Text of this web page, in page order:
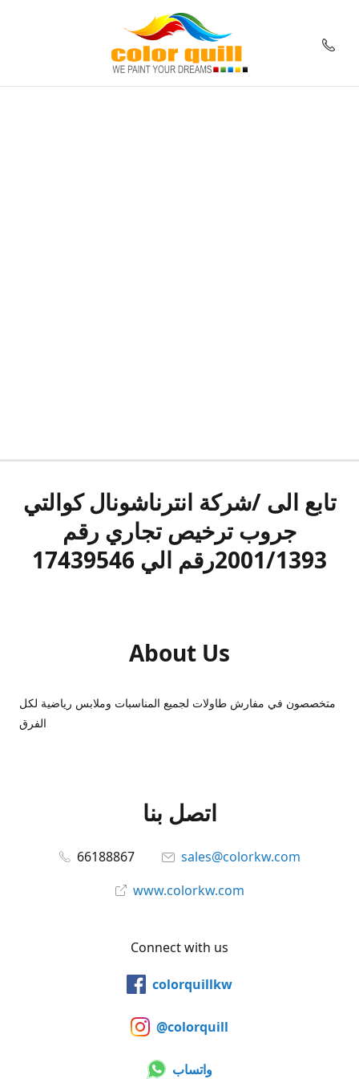
تابع الى /شركة انترناشونال كوالتي
جروب ترخيص تجاري رقم
2001/1393رقم الي 17439546
About Us
متخصصون في مفارش طاولات لجميع المناسبات وملابس رياضية لكل
الفرق
اتصل بنا
66188867
sales@colorkw.com
www.colorkw.com
Connect with us
colorquillkw
@colorquill
واتساب